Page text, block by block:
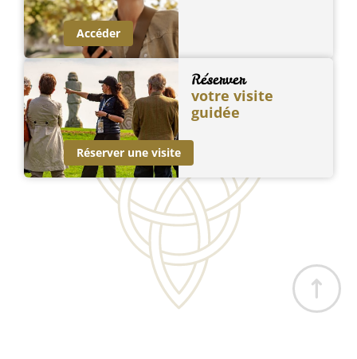
Accéder
Réserver
votre visite
guidée
Réserver une visite